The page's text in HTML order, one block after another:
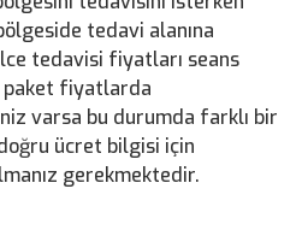
tedavi alanına
tedavisi fiyatları seans
paket fiyatlarda
varsa bu durumda farklı bir
ücret bilgisi için
gerekmektedir.